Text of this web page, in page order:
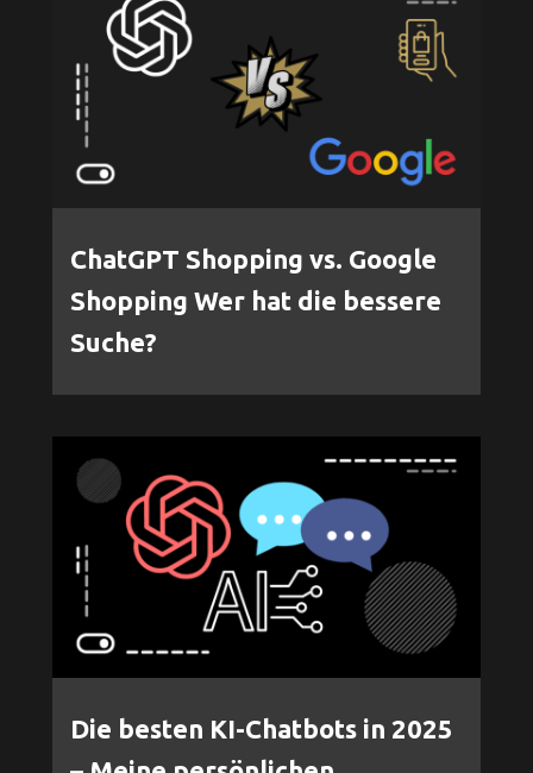
ChatGPT Shopping vs. Google
Shopping Wer hat die bessere
Suche?
Die besten KI-Chatbots in 2025